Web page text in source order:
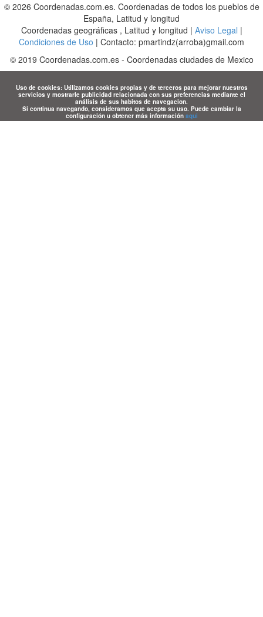
© 2026 Coordenadas.com.es. Coordenadas de todos los pueblos de
España, Latitud y longitud
Coordenadas geográficas , Latitud y longitud | Aviso Legal |
Condiciones de Uso | Contacto: pmartindz(arroba)gmail.com
© 2019 Coordenadas.com.es- Coordenadas ciudades de Mexico
Uso de cookies: Utilizamos cookies propias y de terceros para mejorar nuestros
servicios y mostrarle publicidad relacionada con sus preferencias mediante el
análisis de sus habitos de navegacion.
Si continua navegando, consideramos que acepta su uso. Puede cambiar la
configuración u obtener más información aqui